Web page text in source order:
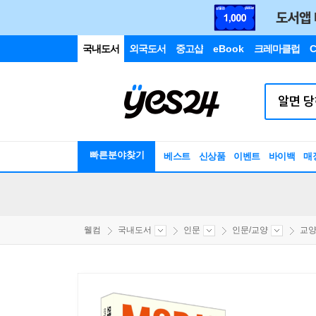
국내도서 외국도서 중고샵 eBook 크레마클럽
빠른분야찾기 베스트 신상품 이벤트 바이백 매
웰컴 국내도서 인문 인문/교양 교